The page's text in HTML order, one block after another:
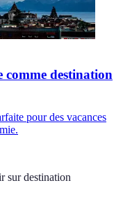
comme destination
pour des vacances
sur destination